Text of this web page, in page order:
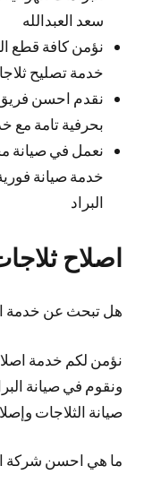
سعد العبدالله
نؤمن كافة قطع
خدمة تصليح ثلاجات
نقدم احسن فريق
بحرفية تامة مع
نعمل في صيانة
خدمة صيانة
البراد
اصلاح
هل تبحث عن خدمة
نؤمن لكم خدمة
ونقوم في صيانة
صيانة الثلاجات
ما هي احسن شركة